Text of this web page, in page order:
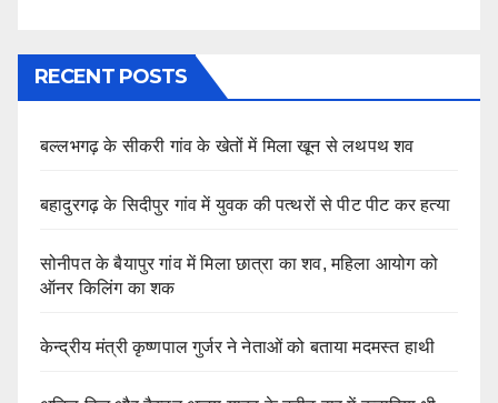
RECENT POSTS
बल्लभगढ़ के सीकरी गांव के खेतों में मिला खून से लथपथ शव
बहादुरगढ़ के सिदीपुर गांव में युवक की पत्थरों से पीट पीट कर हत्या
सोनीपत के बैयापुर गांव में मिला छात्रा का शव, महिला आयोग को
ऑनर किलिंग का शक
केन्द्रीय मंत्री कृष्णपाल गुर्जर ने नेताओं को बताया मदमस्त हाथी